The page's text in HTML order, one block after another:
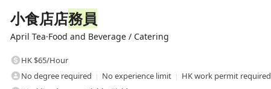
小食店店務員
April Tea·Food and Beverage / Catering
HK $65/Hour
No degree required
No experience limit
HK work permit required